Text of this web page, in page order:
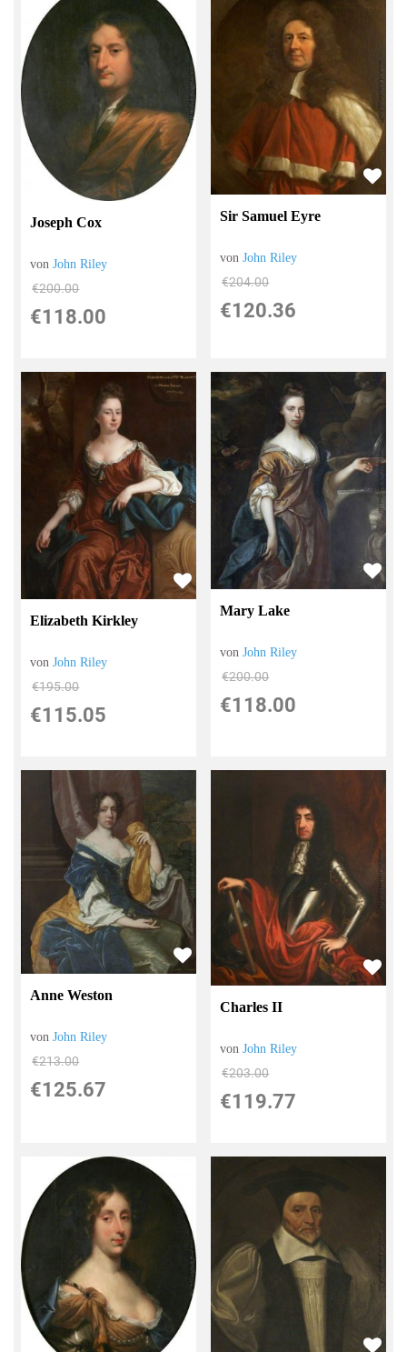
Joseph Cox
vonJohn Riley
€200.00
€118.00
Sir Samuel Eyre
vonJohn Riley
€204.00
€120.36
Elizabeth Kirkley
vonJohn Riley
€195.00
€115.05
Mary Lake
vonJohn Riley
€200.00
€118.00
Anne Weston
vonJohn Riley
€213.00
€125.67
Charles II
vonJohn Riley
€203.00
€119.77